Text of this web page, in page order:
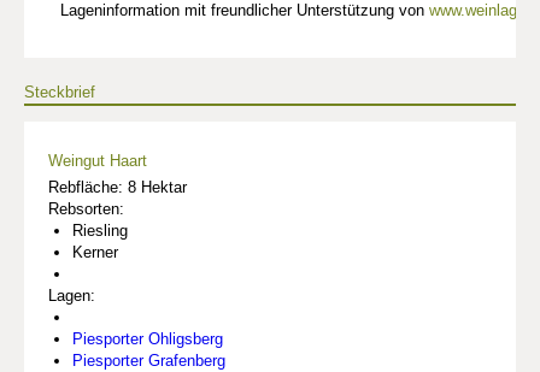
Lageninformation mit freundlicher Unterstützung von
Steckbrief
Weingut Haart
Rebfläche: 8 Hektar
Rebsorten:
Riesling
Kerner
Lagen:
Piesporter Ohligsberg
Piesporter Grafenberg